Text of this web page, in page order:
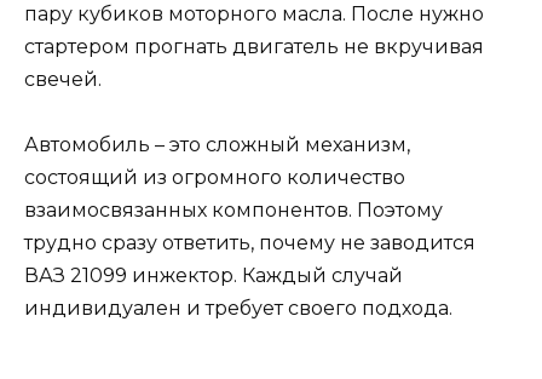
пару кубиков моторного масла. После нужно
стартером прогнать двигатель не вкручивая
свечей.
Автомобиль – это сложный механизм,
состоящий из огромного количество
взаимосвязанных компонентов. Поэтому
трудно сразу ответить, почему не заводится
ВАЗ 21099 инжектор. Каждый случай
индивидуален и требует своего подхода.